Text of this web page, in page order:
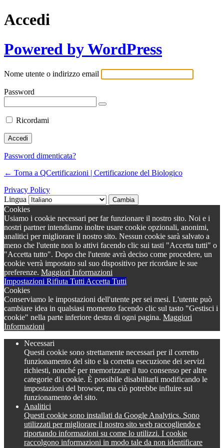
Accedi
Powered by WordPress
Nome utente o indirizzo email
Password
Ricordami
Password dimenticata?
← Torna a QCertificazioni | Certificazione del Biologico
Privacy Policy
Lingua
Cookies
Usiamo i cookie necessari per far funzionare il nostro sito. Noi e i
nostri partner intendiamo inoltre usare cookie opzionali, anonimi,
analitici per migliorare il nostro sito. Nessun cookie sarà salvato a
meno che l'utente non lo attivi facendo clic sui tasti "Accetta tutti" o
"Accetta tutto". Dopo che l'utente avrà deciso come procedere, un
cookie verrà impostato sul suo dispositivo per ricordare le sue
preferenze. Maggiori Informazioni
Impostazioni Rifiuta Tutti Accetta Tutti
Cookies
Conserviamo le impostazioni dell'utente per sei mesi. L'utente può
cambiare idea in qualsiasi momento facendo clic sul tasto "Gestisci i
cookie" nella parte inferiore destra di ogni pagina. Maggiori
Informazioni
Necessari
Questi cookie sono strettamente necessari per il corretto
funzionamento del sito e la corretta esecuzione dei servizi
richiesti, nonché per memorizzare il tuo consenso per altre
categorie di cookie. È possibile disabilitarli modificando le
impostazioni del browser, ma ciò potrebbe influire sul
funzionamento del sito.
Analitici
Questi cookie sono installati da Google Analytics. Sono
utilizzati per migliorare il nostro sito web raccogliendo e
riportando informazioni su come lo utilizzi. I cookie
raccolgono informazioni in modo tale da non identificare